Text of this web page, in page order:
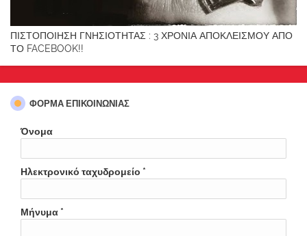
ΠΙΣΤΟΠΟΙΗΣΗ ΓΝΗΣΙΟΤΗΤΑΣ : 3 ΧΡΟΝΙΑ ΑΠΟΚΛΕΙΣΜΟΥ ΑΠΟ
ΤΟ FACEBOOK!!
ΦΌΡΜΑ ΕΠΙΚΟΙΝΩΝΊΑΣ
Όνομα
Ηλεκτρονικό ταχυδρομείο *
Μήνυμα *